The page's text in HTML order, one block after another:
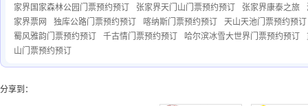
家界国家森林公园门票预约预订
张家界天门山门票预约预订 张家界康泰之旅
家界票网
独库公路门票预约预订 喀纳斯门票预约预订
天山天池门票预约预订
蜀风雅韵门票预约预订
千古情门票预约预订 哈尔滨冰雪大世界门票预约预订
山门票预约预订
分享到：